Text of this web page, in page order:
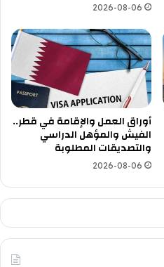
2026-08-06
أوراق العمل والإقامة في قطر..
الفيش والمؤهل الدراسي
والتصديقات المطلوبة
2026-08-06